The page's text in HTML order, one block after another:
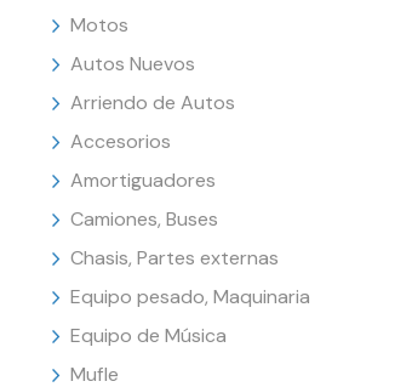
Motos
Autos Nuevos
Arriendo de Autos
Accesorios
Amortiguadores
Camiones, Buses
Chasis, Partes externas
Equipo pesado, Maquinaria
Equipo de Música
Mufle